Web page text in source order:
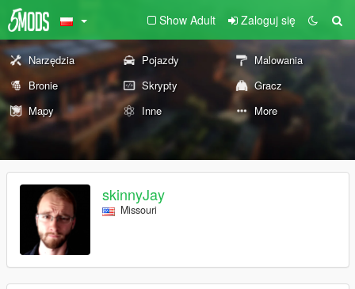
Show Adult Zaloguj się
Narzędzia Pojazdy
Malowania
Bronie
Skrypty
Gracz
Mapy
Inne More
skinnyJay
Missouri